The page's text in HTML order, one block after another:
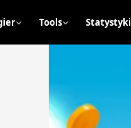
Tools Statystyki